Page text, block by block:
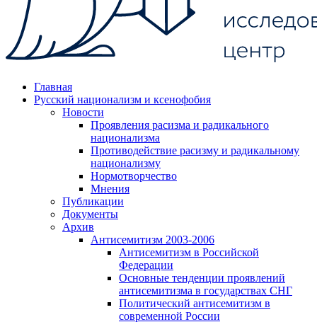
Главная
Русский национализм и ксенофобия
Новости
Проявления расизма и радикального
национализма
Противодействие расизму и радикальному
национализму
Нормотворчество
Мнения
Публикации
Документы
Архив
Антисемитизм 2003-2006
Антисемитизм в Российской
Федерации
Основные тенденции проявлений
антисемитизма в государствах СНГ
Политический антисемитизм в
современной России